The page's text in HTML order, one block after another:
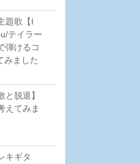
題歌【I
テイラー
弾けるコ
みました
と脱退】
えてみま
キギタ